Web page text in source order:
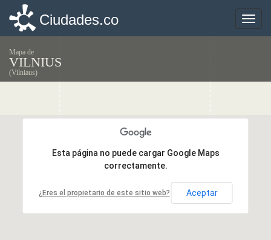
Toggle
Ciudades.co
Mapa de
VILNIUS
(Vilniaus)
Esta página no puede cargar Google Maps
correctamente.
¿Eres el propietario de este sitio web? Aceptar
Esta página no puede cargar Google Maps
correctamente.
¿Eres el propietario de este sitio web? Aceptar
Toggle
Ciudades.co